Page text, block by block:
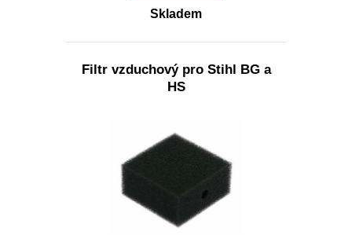
Skladem
Filtr vzduchový pro Stihl BG a
HS